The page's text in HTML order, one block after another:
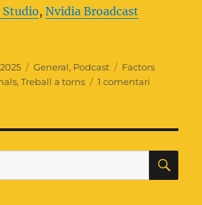
,Nvidia Broadcast
Categories
General, Podcast Etiquetes
Factors
,Treball a torns 1 comentari
torns